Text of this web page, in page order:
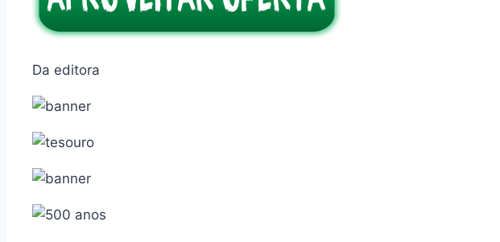
Da editora